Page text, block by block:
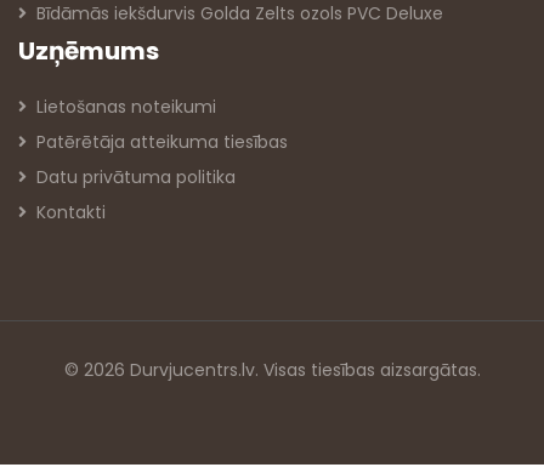
Bīdāmās iekšdurvis Golda Zelts ozols PVC Deluxe
Uzņēmums
Lietošanas noteikumi
Patērētāja atteikuma tiesības
Datu privātuma politika
Kontakti
© 2026 Durvjucentrs.lv. Visas tiesības aizsargātas.